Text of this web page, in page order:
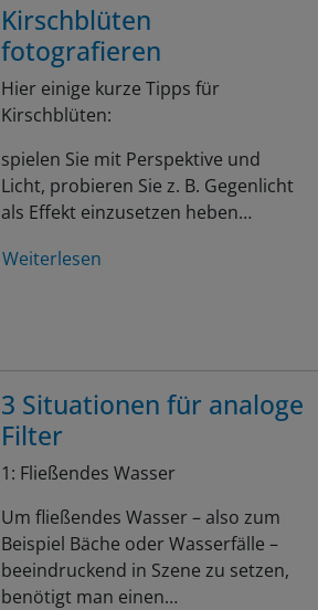
Kirschblüten
fotografieren
Hier einige kurze Tipps für
Kirschblüten:
spielen Sie mit Perspektive und
Licht, probieren Sie z. B. Gegenlicht
als Effekt einzusetzen heben…
Weiterlesen
3 Situationen für analoge
Filter
1: Fließendes Wasser
Um fließendes Wasser – also zum
Beispiel Bäche oder Wasserfälle –
beeindruckend in Szene zu setzen,
benötigt man einen…